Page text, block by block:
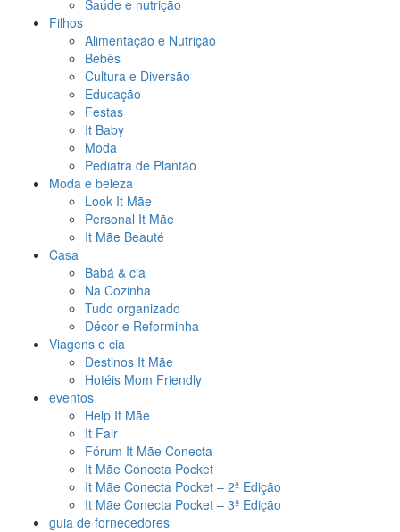
Saúde e nutrição
Filhos
Alimentação e Nutrição
Bebês
Cultura e Diversão
Educação
Festas
It Baby
Moda
Pediatra de Plantão
Moda e beleza
Look It Mãe
Personal It Mãe
It Mãe Beauté
Casa
Babá & cia
Na Cozinha
Tudo organizado
Décor e Reforminha
Viagens e cia
Destinos It Mãe
Hotéis Mom Friendly
eventos
Help It Mãe
It Fair
Fórum It Mãe Conecta
It Mãe Conecta Pocket
It Mãe Conecta Pocket – 2ª Edição
It Mãe Conecta Pocket – 3ª Edição
guia de fornecedores